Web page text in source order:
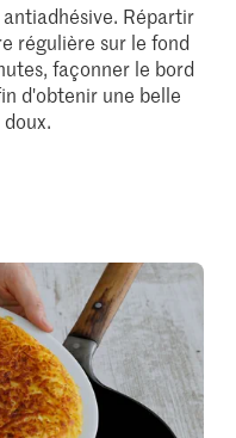
antiadhésive. Répartir
régulière sur le fond
façonner le bord
d'obtenir une belle